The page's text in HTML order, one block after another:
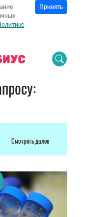
Принять
Смотреть далее